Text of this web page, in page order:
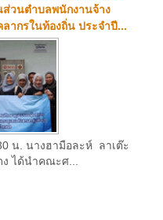
วนตำบลพนักงานจ้าง
ากรในท้องถิ่น ประจำปี...
น. นางฮามือละห์ ลาเต๊ะ
ได้นำคณะศ...